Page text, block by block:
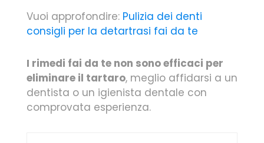
Vuoi approfondire: Pulizia dei denti
consigli per la detartrasi fai da te
I rimedi fai da te non sono efficaci per
eliminare il tartaro, meglio affidarsi a un
dentista o un igienista dentale con
comprovata esperienza.